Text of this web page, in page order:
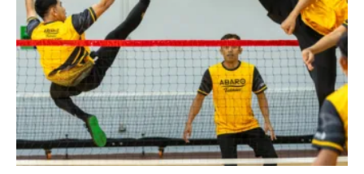
Paling menarik, Pekin turut berkongsi bahawa model
modifikasi seperti keretanya tidak sampai 10 unit sahaja
terdapat di Malaysia. Dan elemen ‘rare’ itulah yang
membuatkan Pekin lebih sayang dan teruja dengan kereta
dari jenama asal Jerman miliknya itu.